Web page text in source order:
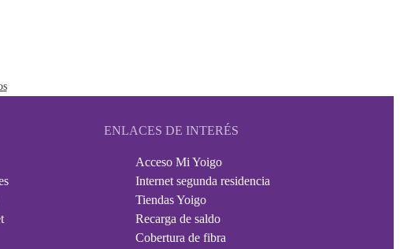
ENLACES DE INTERÉS
Acceso Mi Yoigo
Internet segunda residencia
Tiendas Yoigo
Recarga de saldo
Cobertura de fibra